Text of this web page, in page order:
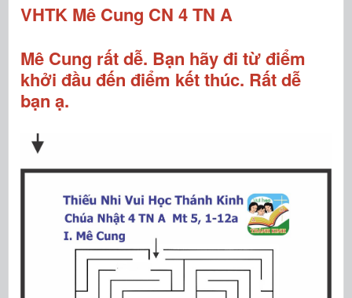
VHTK Mê Cung CN 4 TN A
Mê Cung rất dễ. Bạn hãy đi từ điểm
khởi đầu đến điểm kết thúc. Rất dễ
bạn ạ.